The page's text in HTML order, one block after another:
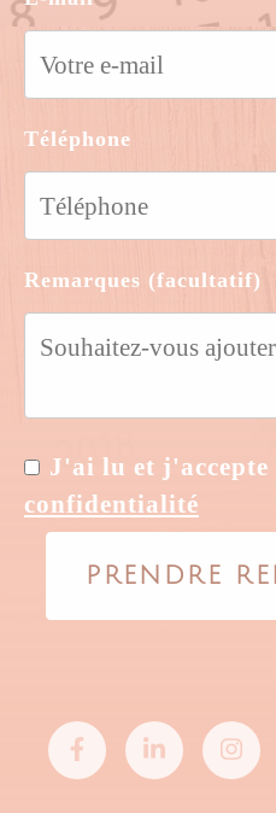
Téléphone
Remarques (facultatif)
J'ai lu et j'accepte
confidentialité
PRENDRE